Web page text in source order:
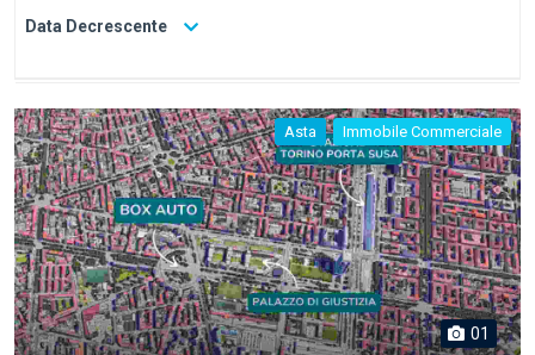
Data Decrescente
Asta Immobile Commerciale
01